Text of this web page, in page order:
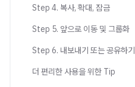
Step 4. 복사, 확대, 잠금
Step 5. 앞으로 이동 및 그룹화
Step 6. 내보내기 또는 공유하기
더 편리한 사용을 위한 Tip